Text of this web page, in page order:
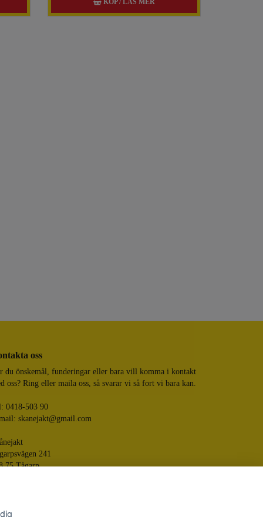
KÖP / LÄS MER
oss
du önskemål, funderingar eller bara vill komma i kontakt
oss? Ring eller maila oss, så svarar vi så fort vi bara kan.
0418-503 90
skanejakt@gmail.com
241
75 Tågarp